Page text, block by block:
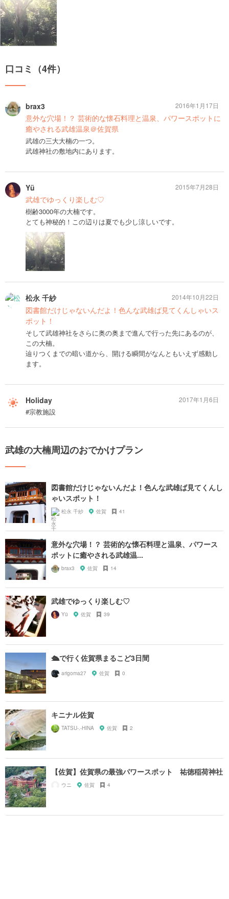
口コミ（4件）
brax3
意外な穴場！？ 芸術的な懐石料理と温泉、パワースポットに
癒やされる武雄温泉＠佐賀県
武雄の三大大楠の一つ。
武雄神社の敷地内にあります。
2016年1月17日
Yü
武雄でゆっくり楽しむ♡
樹齢3000年の大楠です。
とても神秘的！この辺りは夏でも少し涼しいです。
2015年7月28日
松永 千紗
図書館だけじゃないんだよ！色んな武雄ば見てくんしゃいス
ポット！
そして武雄神社をさらに奥の奥まで進んで行った先にあるのが、
この大楠。
辿りつくまでの暗い道から、開ける瞬間がなんともいえず感動し
ます。
2014年10月22日
Holiday
#宗教施設
2017年1月6日
武雄の大楠周辺のおでかけプラン
図書館だけじゃないんだよ！色んな武雄ば見てくんし
ゃいスポット！
松永 千紗 佐賀 41
意外な穴場！？ 芸術的な懐石料理と温泉、パワース
ポットに癒やされる武雄温...
brax3 佐賀 14
武雄でゆっくり楽しむ♡
Yü 佐賀 39
🛳️で行く佐賀県まるこど3日間
arigoma27 佐賀 0
キニナル佐賀
TATSU-.-HINA 佐賀 2
【佐賀】佐賀県の最強パワースポット 祐徳稲荷神社
ウニ 佐賀 4